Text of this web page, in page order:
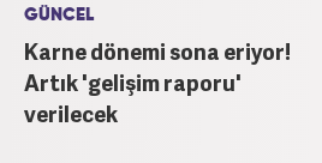
GÜNCEL
Karne dönemi sona eriyor!
Artık 'gelişim raporu'
verilecek